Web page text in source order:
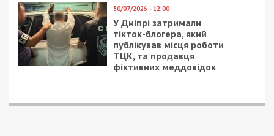
1/06/2018 - 14:17
Днепрянок научат
защищать себя
26/02/2018 - 14:40
Днепрянам
рассказали, как
получить
компенсацию при
падении со ступенек